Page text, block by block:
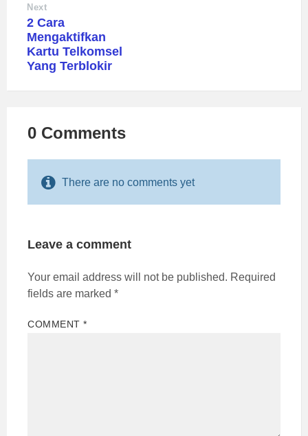
Next
2 Cara
Mengaktifkan
Kartu Telkomsel
Yang Terblokir
0 Comments
There are no comments yet
Leave a comment
Your email address will not be published. Required
fields are marked *
COMMENT*